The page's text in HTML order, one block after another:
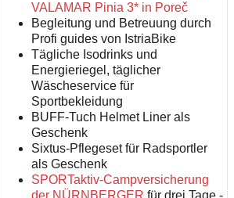
VALAMAR Pinia 3* in Poreč
Begleitung und Betreuung durch
Profi guides von IstriaBike
Tägliche Isodrinks und
Energieriegel, täglicher
Wäscheservice für
Sportbekleidung
BUFF-Tuch Helmet Liner als
Geschenk
Sixtus-Pflegeset für Radsportler
als Geschenk
SPORTaktiv-Campversicherung